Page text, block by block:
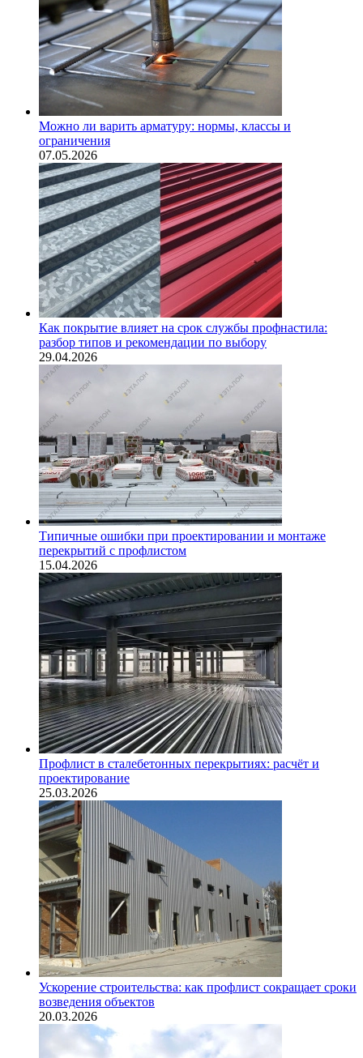
Можно ли варить арматуру: нормы, классы и
ограничения
07.05.2026
Как покрытие влияет на срок службы профнастила:
разбор типов и рекомендации по выбору
29.04.2026
Типичные ошибки при проектировании и монтаже
перекрытий с профлистом
15.04.2026
Профлист в сталебетонных перекрытиях: расчёт и
проектирование
25.03.2026
Ускорение строительства: как профлист сокращает сроки
возведения объектов
20.03.2026